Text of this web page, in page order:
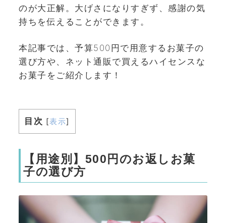
のが大正解。大げさになりすぎず、感謝の気
持ちを伝えることができます。
本記事では、予算500円で用意するお菓子の
選び方や、ネット通販で買えるハイセンスな
お菓子をご紹介します！
目次 [表示]
【用途別】500円のお返しお菓
子の選び方